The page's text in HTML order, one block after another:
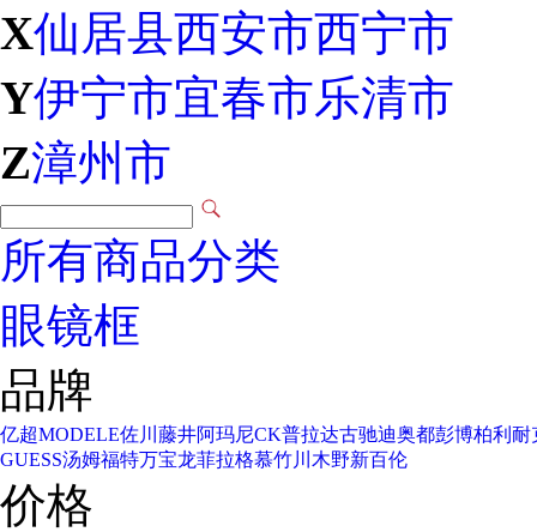
X仙居县西安市西宁市
Y伊宁市宜春市乐清市
Z漳州市
所有商品分类
眼镜框
品牌
亿超MODELE佐川藤井阿玛尼CK普拉达古驰迪奥都彭博柏利 耐
GUESS汤姆福特万宝龙菲拉格慕竹川木野新百伦
价格